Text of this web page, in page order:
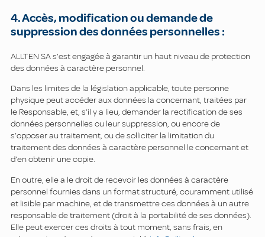
4. Accès, modification ou demande de
suppression des données personnelles :
ALLTEN SA s’est engagée à garantir un haut niveau de protection
des données à caractère personnel.
Dans les limites de la législation applicable, toute personne
physique peut accéder aux données la concernant, traitées par
le Responsable, et, s’il y a lieu, demander la rectification de ses
données personnelles ou leur suppression, ou encore de
s’opposer au traitement, ou de solliciter la limitation du
traitement des données à caractère personnel le concernant et
d’en obtenir une copie.
En outre, elle a le droit de recevoir les données à caractère
personnel fournies dans un format structuré, couramment utilisé
et lisible par machine, et de transmettre ces données à un autre
responsable de traitement (droit à la portabilité de ses données).
Elle peut exercer ces droits à tout moment, sans frais, en